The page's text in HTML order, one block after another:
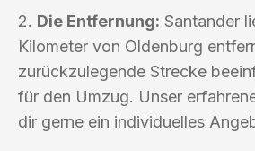
2. Die Entfernung: Santander
Kilometer von Oldenburg
zurückzulegende Strecke
für den Umzug. Unser
dir gerne ein individuelles